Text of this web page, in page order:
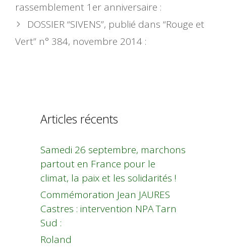
rassemblement 1er anniversaire :
DOSSIER “SIVENS”, publié dans “Rouge et
Vert” n° 384, novembre 2014 :
Articles récents
Samedi 26 septembre, marchons
partout en France pour le
climat, la paix et les solidarités !
Commémoration Jean JAURES
Castres : intervention NPA Tarn
Sud :
Roland